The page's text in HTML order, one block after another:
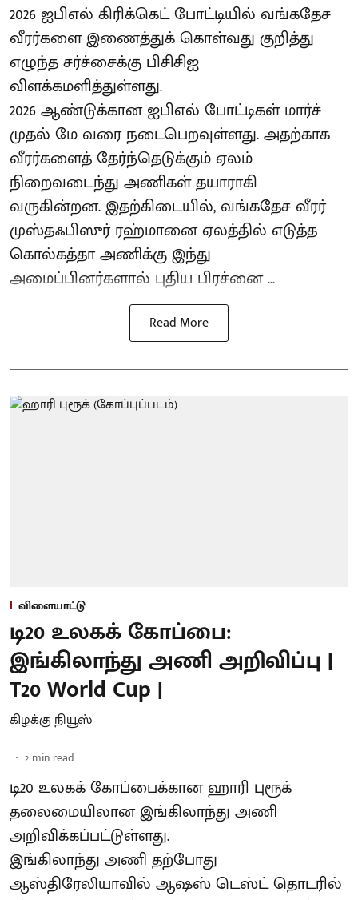
2026 ஐபிஎல் கிரிக்கெட் போட்டியில் வங்கதேச
வீரர்களை இணைத்துக் கொள்வது குறித்து
எழுந்த சர்ச்சைக்கு பிசிசிஐ
விளக்கமளித்துள்ளது.
2026 ஆண்டுக்கான ஐபிஎல் போட்டிகள் மார்ச்
முதல் மே வரை நடைபெறவுள்ளது. அதற்காக
வீரர்களைத் தேர்ந்தெடுக்கும் ஏலம்
நிறைவடைந்து அணிகள் தயாராகி
வருகின்றன. இதற்கிடையில், வங்கதேச வீரர்
முஸ்தஃபிஸுர் ரஹ்மானை ஏலத்தில் எடுத்த
கொல்கத்தா அணிக்கு இந்து
அமைப்பினர்களால் புதிய பிரச்னை ...
Read More
விளையாட்டு
டி20 உலகக் கோப்பை:
இங்கிலாந்து அணி அறிவிப்பு |
T20 World Cup |
கிழக்கு நியூஸ்
2 min read
டி20 உலகக் கோப்பைக்கான ஹாரி புரூக்
தலைமையிலான இங்கிலாந்து அணி
அறிவிக்கப்பட்டுள்ளது.
இங்கிலாந்து அணி தற்போது
ஆஸ்திரேலியாவில் ஆஷஸ் டெஸ்ட் தொடரில்